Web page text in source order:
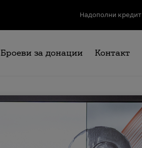
Надополни кредит
Броеви за донации Контакт